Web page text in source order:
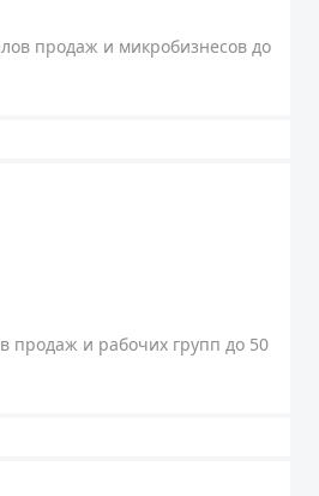
продаж и микробизнесов до
продаж и рабочих групп до 50